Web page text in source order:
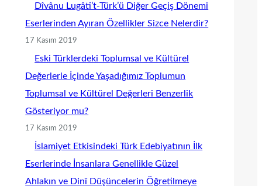
Dîvânu Lugâti’t-Türk’ü Diğer Geçiş Dönemi
Eserlerinden Ayıran Özellikler Sizce Nelerdir?
17 Kasım 2019
Eski Türklerdeki Toplumsal ve Kültürel
Değerlerle İçinde Yaşadığımız Toplumun
Toplumsal ve Kültürel Değerleri Benzerlik
Gösteriyor mu?
17 Kasım 2019
İslamiyet Etkisindeki Türk Edebiyatının İlk
Eserlerinde İnsanlara Genellikle Güzel
Ahlakın ve Dinî Düşüncelerin Öğretilmeye